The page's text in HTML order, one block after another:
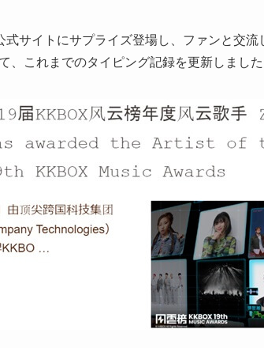
サイトにサプライズ登場し、ファンと交流
、これまでのタイピング記録を更新しました